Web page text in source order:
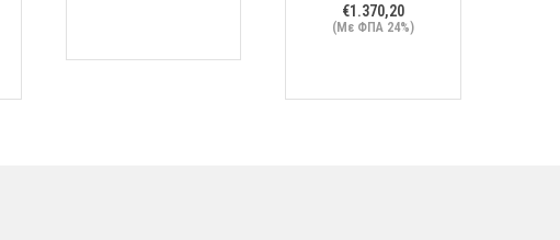
€1.370,20
(Με ΦΠΑ 24%)